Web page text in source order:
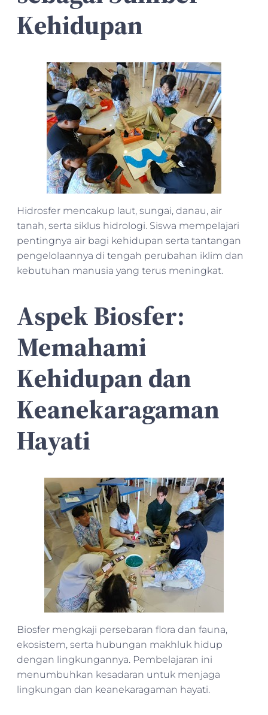
Kehidupan
Hidrosfer mencakup laut, sungai, danau, air
tanah, serta siklus hidrologi. Siswa mempelajari
pentingnya air bagi kehidupan serta tantangan
pengelolaannya di tengah perubahan iklim dan
kebutuhan manusia yang terus meningkat.
Aspek Biosfer:
Memahami
Kehidupan dan
Keanekaragaman
Hayati
Biosfer mengkaji persebaran flora dan fauna,
ekosistem, serta hubungan makhluk hidup
dengan lingkungannya. Pembelajaran ini
menumbuhkan kesadaran untuk menjaga
lingkungan dan keanekaragaman hayati.